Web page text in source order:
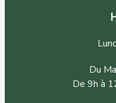
Du
De 9h à